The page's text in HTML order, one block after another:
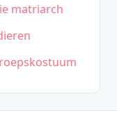
matriarch